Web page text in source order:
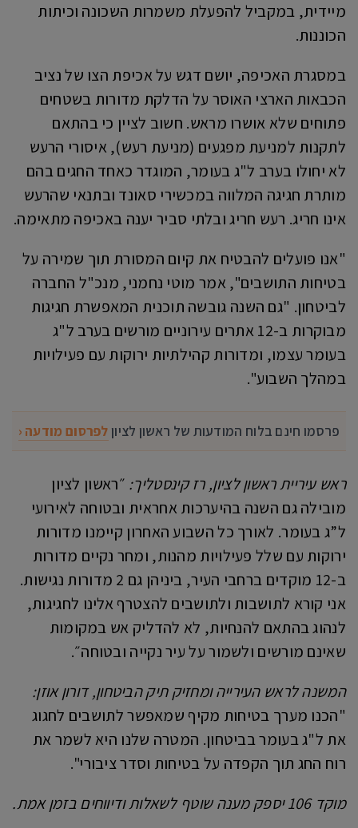
מיידית, במקביל להפעלת משמרות השכונה וכיתות
הכוננות.
במסגרת האכיפה, יושם דגש על אכיפת הצו של נציב
הכבאות הארצי האוסר על הדלקת מדורות בשטחים
פתוחים שלא אושרו מראש. חשוב לציין כי בהתאם
לתקנות למניעת מפגעים (מניעת רעש), איסורי הרעש
לא יחולו בערב ל"ג בעומר, המוגדר כאחד החגים בהם
מותרת חגיגה המלווה במכשירי סאונד ובתנאי שהרעש
אינו חריג. רעש חריג ובלתי סביר יענה באכיפה מתאימה.
"אנו פועלים להבטיח את קיום המסורת תוך שמירה על
בטיחות התושבים", אמר מוטי נחמני, מנכ"ל החברה
לביטחון. "גם השנה גובשה תוכנית המאפשרת חגיגות
מבוקרות ב-12 אתרים עירוניים מורשים בערב ל"ג
בעומר עצמו, ומדורות קהילתיות ירוקות עם פעילויות
במהלך השבוע".
פרסמו חינם בלוח המודעות של ראשון לציון לפרסום מודעה ‹
ראש עיריית ראשון לציון, רז קינסטליך: ״ראשון לציון
מובילה גם השנה בהיערכות אחראית ובטוחה לאירועי
ל”ג בעומר. לאורך כל השבוע האחרון קיימנו מדורות
ירוקות עם שלל פעילויות מהנות, ומחר נקיים מדורות
ב-12 מוקדים ברחבי העיר, ביניהן גם 2 מדורות נגישות.
אני קורא לתושבות ולתושבים להצטרף אלינו לחגיגות,
לנהוג בהתאם להנחיות, לא להדליק אש במקומות
שאינם מורשים ולשמור על עיר נקייה ובטוחה״.
המשנה לראש העירייה ומחזיק תיק הביטחון, דורון אוזן:
"הכנו מערך בטיחות מקיף שמאפשר לתושבים לחגוג
את ל"ג בעומר בביטחון. המטרה שלנו היא לשמר את
רוח החג תוך הקפדה על בטיחות וסדר ציבורי".
מוקד 106 יספק מענה שוטף לשאלות ודיווחים בזמן אמת.